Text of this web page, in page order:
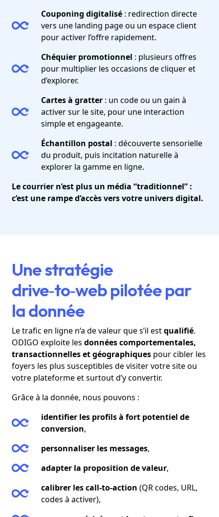
Couponing digitalisé : redirection directe
vers une landing page ou un espace client
pour activer l’offre rapidement.
Chéquier promotionnel : plusieurs offres
pour multiplier les occasions de cliquer et
d’explorer.
Cartes à gratter : un code ou un gain à
activer sur le site, pour une interaction
simple et engageante.
Échantillon postal : découverte sensorielle
du produit, puis incitation naturelle à
explorer la gamme en ligne.
Le courrier n’est plus un média “traditionnel” :
c’est une rampe d’accès vers votre univers digital.
Une stratégie
drive‑to‑web pilotée par
la donnée
Le trafic en ligne n’a de valeur que s’il estqualifié.
ODIGO exploite les données comportementales,
transactionnelles et géographiques pour cibler les
foyers les plus susceptibles de visiter votre site ou
votre plateforme et surtout d’y convertir.
Grâce à la donnée, nous pouvons :
identifier les profils à fort potentiel de
conversion,
personnaliser les messages,
adapter la proposition de valeur,
calibrer les call-to-action (QR codes, URL,
codes à activer),